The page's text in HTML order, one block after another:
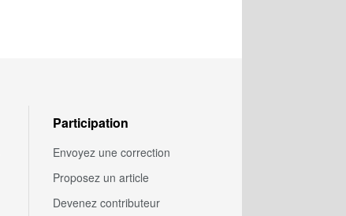
Participation
Envoyez une correction
Proposez un article
Devenez contributeur